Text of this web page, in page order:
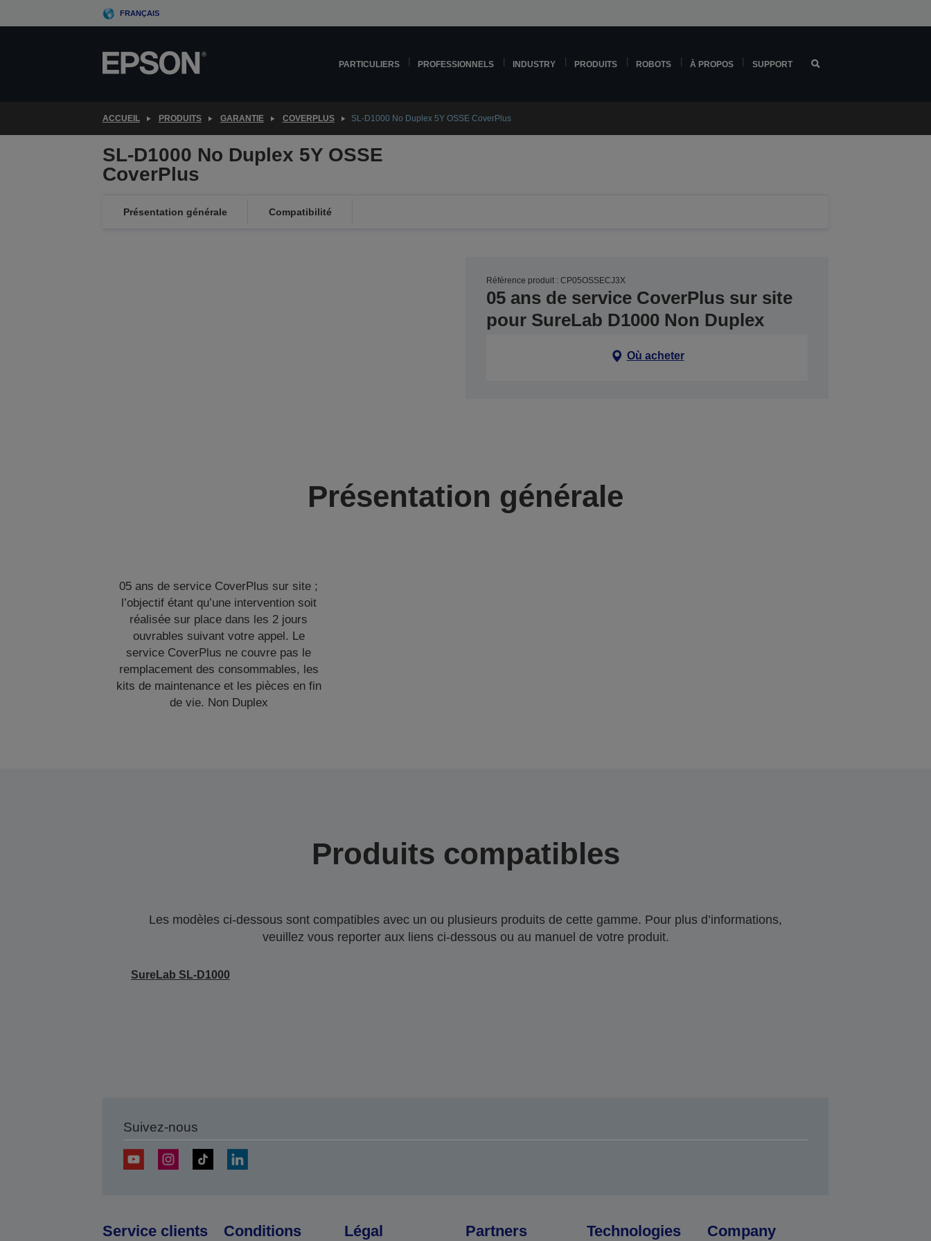
to
FRANÇAIS
PARTICULIERS PROFESSIONNELS INDUSTRY PRODUITS ROBOTS À PROPOS SUPPORT
ACCUEIL PRODUITS GARANTIE COVERPLUS SL-D1000 No Duplex 5Y OSSE CoverPlus
SL-D1000 No Duplex 5Y OSSE
CoverPlus
Présentation générale Compatibilité
Référence produit : CP05OSSECJ3X
05 ans de service CoverPlus sur site
pour SureLab D1000 Non Duplex
Où acheter
Présentation générale
05 ans de service CoverPlus sur site ;
l’objectif étant qu’une intervention soit
réalisée sur place dans les 2 jours
ouvrables suivant votre appel. Le
service CoverPlus ne couvre pas le
remplacement des consommables, les
kits de maintenance et les pièces en fin
de vie. Non Duplex
Produits compatibles
Les modèles ci-dessous sont compatibles avec un ou plusieurs produits de cette gamme. Pour plus d’informations,
veuillez vous reporter aux liens ci-dessous ou au manuel de votre produit.
SureLab SL-D1000
Suivez-nous
Service clients
Conditions
Légal Partners Technologies Company